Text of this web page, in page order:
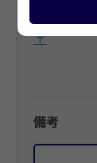
住所
〒
備考